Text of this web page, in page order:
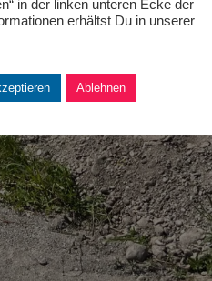
in der linken unteren Ecke der
erhältst Du in unserer
Ablehnen